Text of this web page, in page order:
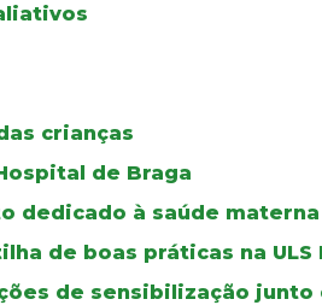
crianças
de Braga
dedicado à saúde
de boas práticas na ULS
de sensibilização